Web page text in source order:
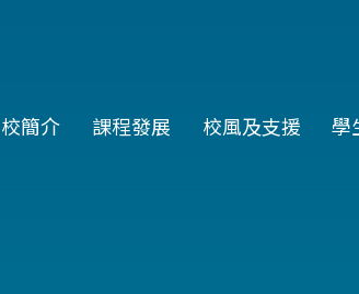
簡介 課程發展 校風及支援 學